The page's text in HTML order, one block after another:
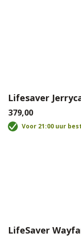
Lifesaver
€379,00
Voor 21:00 uur
LifeSaver